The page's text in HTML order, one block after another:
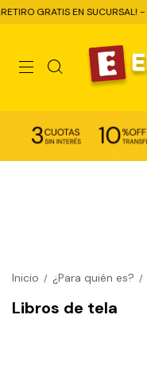
GRATIS EN SUCURSAL! -
Inicio / ¿Para quién es? /
Libros de tela